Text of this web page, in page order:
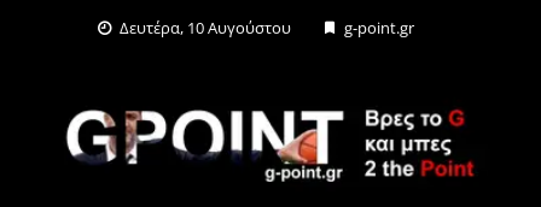
Δευτέρα, 10 Αυγούστου g-point.gr
G-POINT.GR